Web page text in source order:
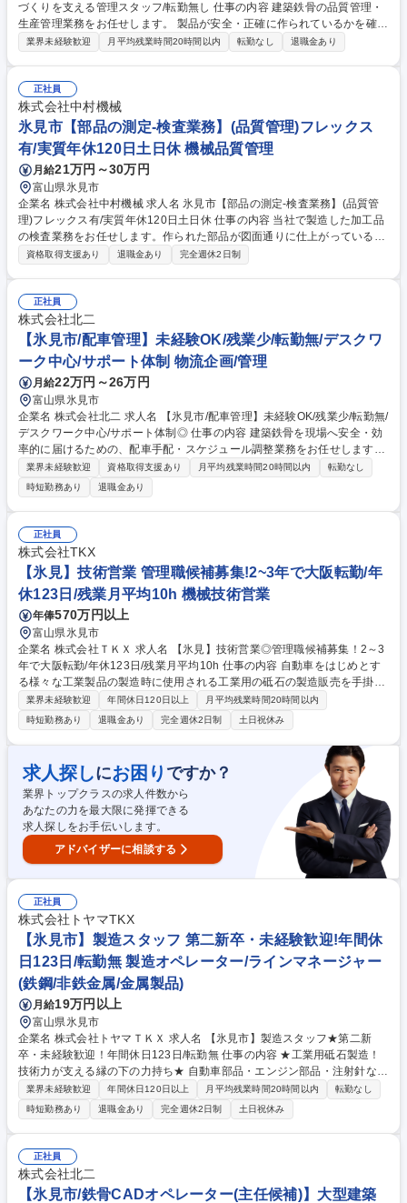
づくりを支える管理スタッフ/転勤無し 仕事の内容 建築鉄骨の品質管理・
生産管理業務をお任せします。 製品が安全・正確に作られているかを確認
し、工場全体の進行を支える仕事です。 【具体的には】 ■製品の寸法・品
が、力作業はありません。工場内での確認業務とデータ入力・管理業務が
中心です。体力に自信がなくてもご安心ください♪ 募集職種 【氷見市/品
質・生産管理】未経験OK★鉄骨づくりを支える管理スタッフ/転勤無し
業界未経験歓迎 月平均残業時間20時間以内 転勤なし 退職金あり
正社員
株式会社中村機械
氷見市【部品の測定‐検査業務】(品質管理)フレックス
有/実質年休120日土日休 機械品質管理
月給21万円～30万円
富山県氷見市
企業名 株式会社中村機械 求人名 氷見市【部品の測定‐検査業務】(品質管
理)フレックス有/実質年休120日土日休 仕事の内容 当社で製造した加工品
の検査業務をお任せします。作られた部品が図面通りに仕上がっているか
を測定器などを使い検査をしていただきます。コツコツと正確さを求めら
をしていただきます。 ★冷暖房完備の環境であり快適に働くことができま
す。 募集職種 氷見市【部品の測定‐検査業務】(品質管理)フレックス有/実
質年休120日土日休
資格取得支援あり 退職金あり 完全週休2日制
正社員
株式会社北二
【氷見市/配車管理】未経験OK/残業少/転勤無/デスクワ
ーク中心/サポート体制 物流企画/管理
月給22万円～26万円
富山県氷見市
企業名 株式会社北二 求人名 【氷見市/配車管理】未経験OK/残業少/転勤無/
デスクワーク中心/サポート体制◎ 仕事の内容 建築鉄骨を現場へ安全・効
率的に届けるための、配車手配・スケジュール調整業務をお任せします。
やり取りはすべて電話・PCで完結します。 【具体的には】 ■外部配送業
者との電話・メール対応 ■納期・荷下ろし順を考慮した配車計画 ■積載効
率を考えた輸送手配 ■工場・運搬スタッフとの調整 扱う製品は形やサイズ
が毎回異なるため、「どの製品を、どの順番で、どのトラックに積むか」
を考える仕事です。まるでパズルのように組み合わせを考える面白さがあ
ります。 募集職種 【氷見市/配車管理】未経験OK/残業少/転勤無/デスクワ
ーク中心/サポート体制◎
業界未経験歓迎 資格取得支援あり 月平均残業時間20時間以内
転勤なし
時短勤務あり
退職金あり
正社員
株式会社TKX
【氷見】技術営業 管理職候補募集!2~3年で大阪転勤/年
休123日/残業月平均10h 機械技術営業
年俸570万円以上
富山県氷見市
企業名 株式会社ＴＫＸ 求人名 【氷見】技術営業◎管理職候補募集！2～3
年で大阪転勤/年休123日/残業月平均10h 仕事の内容 自動車をはじめとす
る様々な工業製品の製造時に使用される工業用の砥石の製造販売を手掛け
る当社において、営業担当とお客様との仲介者の役割を担う生産技術ポジ
ションを募集します。 ※ご確認お願いします※2～3年程度かけて砥石製
品について生産技術・品質管理について知識を習得していただきます。経
験を十分積んだ後には大阪への転勤を前提としています。 はじめからすべ
てお任せするわけではございません。先輩のサポートをする中で徐々に知
識を蓄えてただき、開発から営業サポートまですべてを担えるスペシャリ
ストに成長していただきます。 募集職種 【氷見】技術営業◎管理職候補
募集！2～3年で大阪転勤/年休123日/残業月平均10h
業界未経験歓迎 年間休日120日以上
月平均残業時間20時間以内
時短勤務あり
退職金あり 完全週休2日制 土日祝休み
求人探しにお困り ですか？
業界トップクラスの求人件数から
あなたの力を最大限に発揮できる
求人探しをお手伝いします。
アドバイザーに相談する
正社員
株式会社トヤマTKX
【氷見市】製造スタッフ 第二新卒・未経験歓迎!年間休
日123日/転勤無 製造オペレーター/ラインマネージャー
(鉄鋼/非鉄金属/金属製品)
月給19万円以上
富山県氷見市
企業名 株式会社トヤマＴＫＸ 求人名 【氷見市】製造スタッフ★第二新
卒・未経験歓迎！年間休日123日/転勤無 仕事の内容 ★工業用砥石製造！
技術力が支える縁の下の力持ち★ 自動車部品・エンジン部品・注射針など
様々な製品製造に欠かすことのできない工業用砥石を製造している当社に
て製造をお任せいたします。 工業用砥石の製造工程には（配合・成形・焼
成・仕上げ・検査・出荷）のステップがあり、製造製品の結合剤（ボン
ド）の種類によって生産部門が分かれています。任せる工程や部門はご入
社後の適正に応じて配属いたします。 ※詳しい製造工程詳細は労働条件備
考を参照ください。 ※変更範囲：当社業務全般 募集職種 【氷見市】製造
スタッフ★第二新卒・未経験歓迎！年間休日123日/転勤無
業界未経験歓迎 年間休日120日以上 月平均残業時間20時間以内
転勤なし
時短勤務あり
退職金あり 完全週休2日制 土日祝休み
正社員
株式会社北二
【氷見市/鉄骨CADオペレーター(主任候補)】大型建築